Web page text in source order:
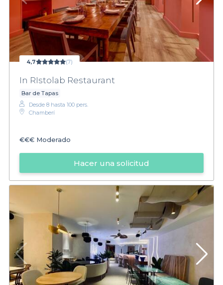
4,7 (7)
In RIstolab Restaurant
Bar de Tapas
Desde 8 hasta 100 pers.
Chamberí
€€€ Moderado
Hacer una solicitud